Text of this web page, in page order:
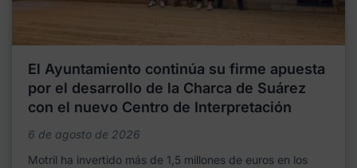
El Ayuntamiento continúa su firme apuesta
por el desarrollo de la Charca de Suárez
con el nuevo Centro de Interpretación
6 de agosto de 2026
Motril ha invertido más de 1,5 millones de euros en los